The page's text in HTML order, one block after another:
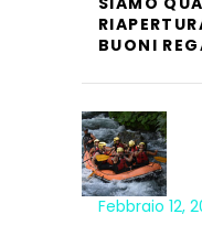
BUONI
Febbraio 12,